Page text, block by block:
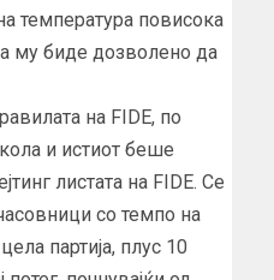
температура повисока
му биде дозволено да
на FIDE, по
и истиот беше
листата на FIDE. Се
со темпо на
партија, плус 10